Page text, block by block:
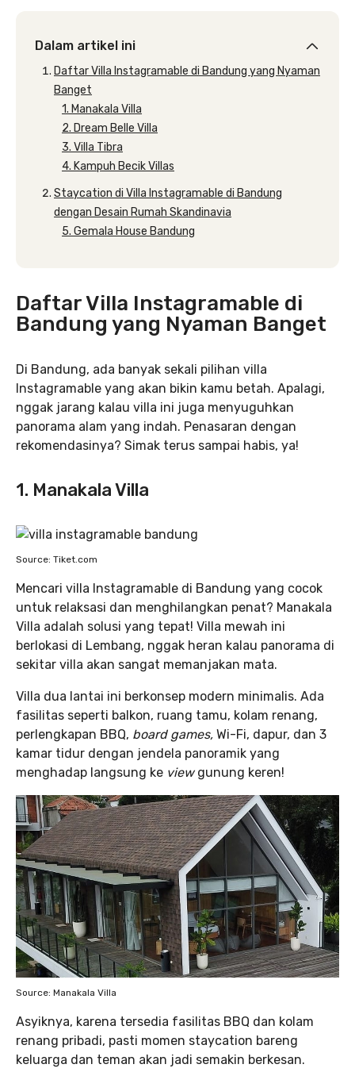
Dalam artikel ini
Daftar Villa Instagramable di Bandung yang Nyaman
Banget
1. Manakala Villa
2. Dream Belle Villa
3. Villa Tibra
4. Kampuh Becik Villas
Staycation di Villa Instagramable di Bandung
dengan Desain Rumah Skandinavia
5. Gemala House Bandung
Daftar Villa Instagramable di
Bandung yang Nyaman Banget
Di Bandung, ada banyak sekali pilihan villa
Instagramable yang akan bikin kamu betah. Apalagi,
nggak jarang kalau villa ini juga menyuguhkan
panorama alam yang indah. Penasaran dengan
rekomendasinya? Simak terus sampai habis, ya!
1. Manakala Villa
Source: Tiket.com
Mencari villa Instagramable di Bandung yang cocok
untuk relaksasi dan menghilangkan penat? Manakala
Villa adalah solusi yang tepat! Villa mewah ini
berlokasi di Lembang, nggak heran kalau panorama di
sekitar villa akan sangat memanjakan mata.
Villa dua lantai ini berkonsep modern minimalis. Ada
fasilitas seperti balkon, ruang tamu, kolam renang,
perlengkapan BBQ, board games, Wi-Fi, dapur, dan 3
kamar tidur dengan jendela panoramik yang
menghadap langsung ke view gunung keren!
Source: Manakala Villa
Asyiknya, karena tersedia fasilitas BBQ dan kolam
renang pribadi, pasti momen staycation bareng
keluarga dan teman akan jadi semakin berkesan.